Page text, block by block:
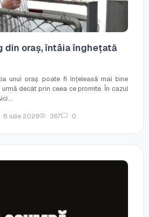
din oraș, întâia înghețată
unui oraș poate fi înțeleasă mai bine
decât prin ceea ce promite. În cazul
8 iulie 2026 367 0